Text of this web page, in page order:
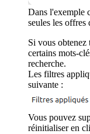
Dans l'exemple
seules les
Si vous obtenez
certains mots-
recherche.
Les filtres
suivante :
Vous pouvez
réinitialiser en